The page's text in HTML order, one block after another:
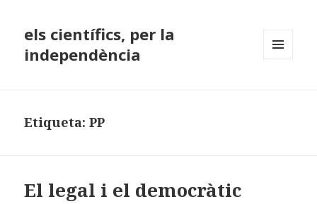
els científics, per la
independència
Etiqueta:PP
El legal i el democràtic